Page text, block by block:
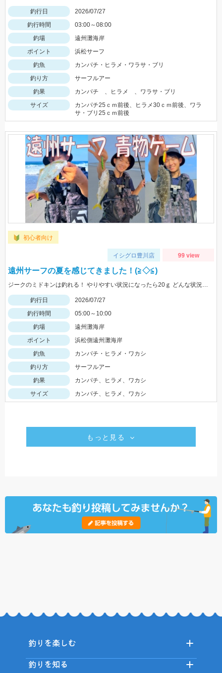
釣行日
2026/07/27
釣行時間
03:00～08:00
釣場
遠州灘海岸
ポイント
浜松サーフ
釣魚
カンパチ・ヒラメ・ワラサ・ブリ
釣り方
サーフルアー
釣果
カンパチ 、ヒラメ 、ワラサ・ブリ
サイズ
カンパチ25ｃｍ前後、ヒラメ30ｃｍ前後、ワラ
サ・ブリ25ｃｍ前後
初心者向け
イシグロ豊川店 99 view
遠州サーフの夏を感じてきました！(≧◇≦)
ジークのミドキンは釣れる！ やりやすい状況になったら20ｇ どんな状況でも100ｍ以上飛ばすなら 40ｇがおすすめ
釣行日
2026/07/27
釣行時間
05:00～10:00
釣場
遠州灘海岸
ポイント
浜松側遠州灘海岸
釣魚
カンパチ・ヒラメ・ワカシ
釣り方
サーフルアー
釣果
カンパチ、ヒラメ、ワカシ
サイズ
カンパチ、ヒラメ、ワカシ
もっと見る
釣りを楽しむ
釣りを知る